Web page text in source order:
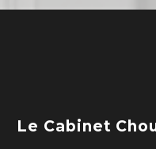
Le Cabinet